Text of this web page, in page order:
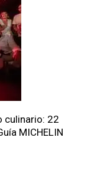
culinario: 22
MICHELIN